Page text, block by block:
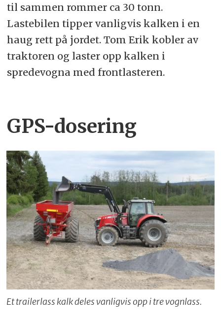
til sammen rommer ca 30 tonn.
Lastebilen tipper vanligvis kalken i en
haug rett på jordet. Tom Erik kobler av
traktoren og laster opp kalken i
spredevogna med frontlasteren.
GPS-dosering
Et trailerlass kalk deles vanligvis opp i tre vognlass.